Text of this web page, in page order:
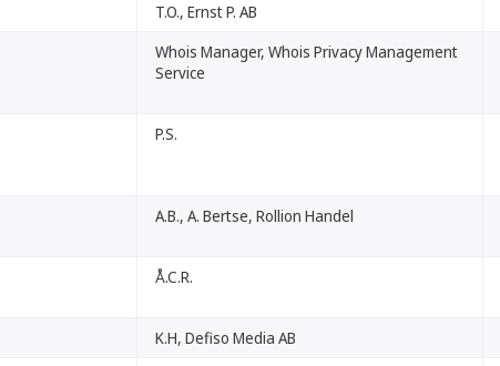
T.O., Ernst P. AB
Whois Manager, Whois Privacy Management
Service
P.S.
A.B., A. Bertse, Rollion Handel
Å.C.R.
K.H, Defiso Media AB